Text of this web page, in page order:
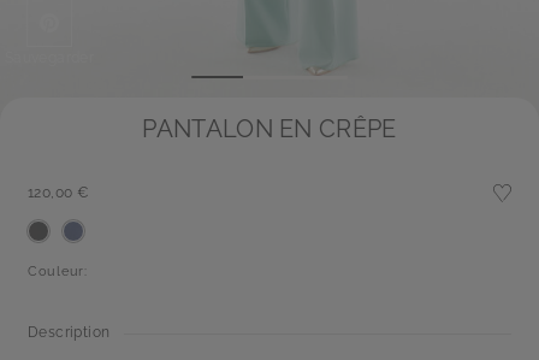
PANTALON EN CRÊPE
120,00 €
Couleur:
Description